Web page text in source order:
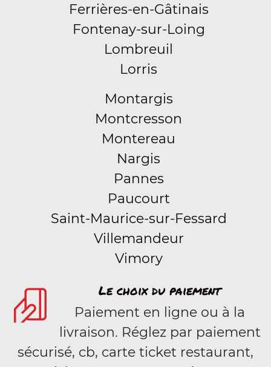
Ferrières-en-Gâtinais
Fontenay-sur-Loing
Lombreuil
Lorris
Montargis
Montcresson
Montereau
Nargis
Pannes
Paucourt
Saint-Maurice-sur-Fessard
Villemandeur
Vimory
Le choix du paiement
Paiement en ligne ou à la
livraison. Réglez par paiement
sécurisé, cb, carte ticket restaurant,